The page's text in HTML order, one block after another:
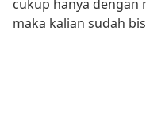
cukup hanya dengan
maka kalian sudah